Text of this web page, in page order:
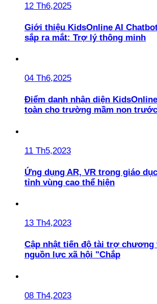
12 Th6,2025
Giới thiệu KidsOnline AI
sắp ra mắt: Trợ lý thông minh
04 Th6,2025
Điểm danh nhận diện
toàn cho trường mầm non trước
11 Th5,2023
Ứng dụng AR, VR trong giáo
tỉnh vùng cao thể hiện
13 Th4,2023
Cập nhật tiến độ tài trợ chương
nguồn lực xã hội "Chắp
08 Th4,2023